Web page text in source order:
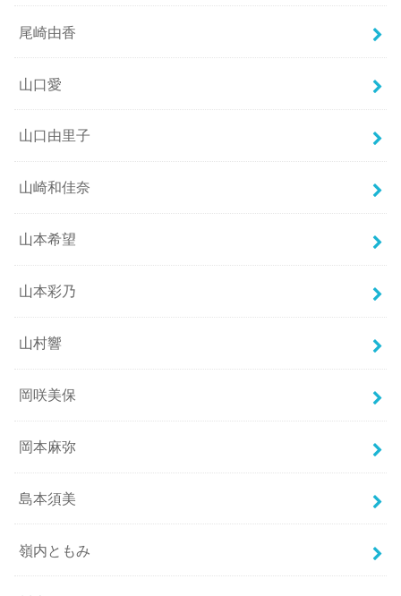
尾崎由香
山口愛
山口由里子
山崎和佳奈
山本希望
山本彩乃
山村響
岡咲美保
岡本麻弥
島本須美
嶺内ともみ